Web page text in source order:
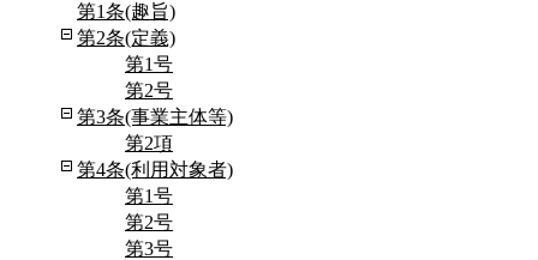
第1条(趣旨)
第2条(定義)
第1号
第2号
第3条(事業主体等)
第2項
第4条(利用対象者)
第1号
第2号
第3号